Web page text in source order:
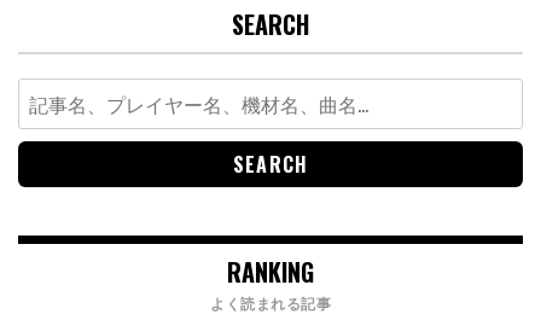
SEARCH
Search
for:
RANKING
よく読まれる記事